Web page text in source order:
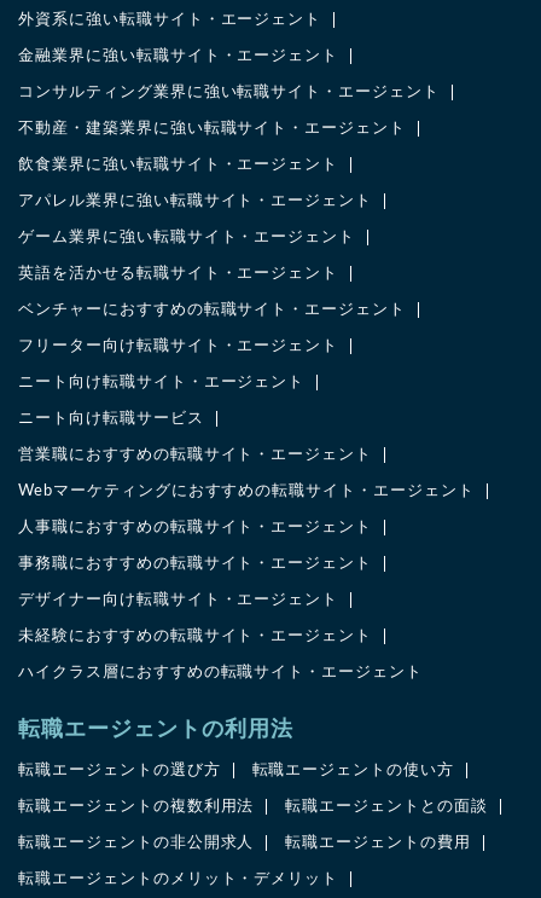
外資系に強い転職サイト・エージェント
金融業界に強い転職サイト・エージェント
コンサルティング業界に強い転職サイト・エージェント
不動産・建築業界に強い転職サイト・エージェント
飲食業界に強い転職サイト・エージェント
アパレル業界に強い転職サイト・エージェント
ゲーム業界に強い転職サイト・エージェント
英語を活かせる転職サイト・エージェント
ベンチャーにおすすめの転職サイト・エージェント
フリーター向け転職サイト・エージェント
ニート向け転職サイト・エージェント
ニート向け転職サービス
営業職におすすめの転職サイト・エージェント
Webマーケティングにおすすめの転職サイト・エージェント
人事職におすすめの転職サイト・エージェント
事務職におすすめの転職サイト・エージェント
デザイナー向け転職サイト・エージェント
未経験におすすめの転職サイト・エージェント
ハイクラス層におすすめの転職サイト・エージェント
転職エージェントの利用法
転職エージェントの選び方 転職エージェントの使い方
転職エージェントの複数利用法 転職エージェントとの面談
転職エージェントの非公開求人 転職エージェントの費用
転職エージェントのメリット・デメリット